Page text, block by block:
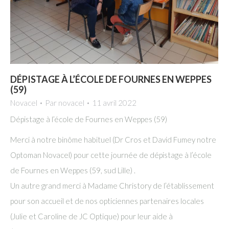
DÉPISTAGE À L’ÉCOLE DE FOURNES EN WEPPES
(59)
Novacel Par novacel
11 avril 2022
Dépistage à l’école de Fournes en Weppes (59)
Merci à notre binôme habituel (Dr Cros et David Fumey notre
Optoman Novacel) pour cette journée de dépistage à l’école
de Fournes en Weppes (59, sud Lille) .
Un autre grand merci à Madame Christory de l’établissement
pour son accueil et de nos opticiennes partenaires locales
(Julie et Caroline de JC Optique) pour leur aide à